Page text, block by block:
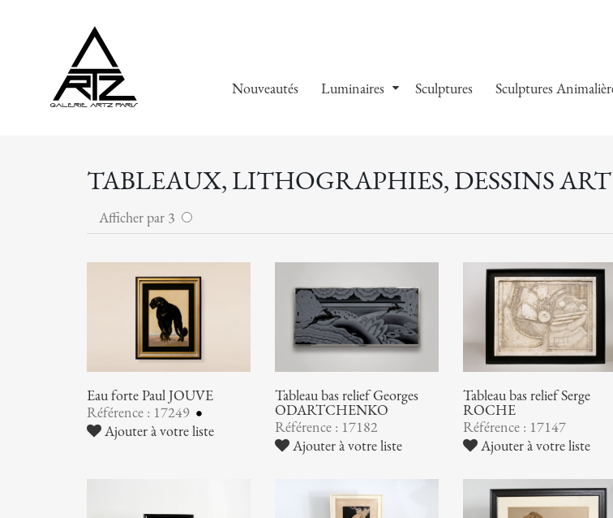
Nouveautés Luminaires Sculptures Sculptures
TABLEAUX, LITHOGRAPHIES, DESSINS
Afficher par 3
Eau forte Paul JOUVE
Référence : 17249
Ajouter à votre liste
Tableau bas relief Georges
ODARTCHENKO
Référence : 17182
Ajouter à votre liste
Tableau bas relief Serge
ROCHE
Référence : 17147
Ajouter à votre liste